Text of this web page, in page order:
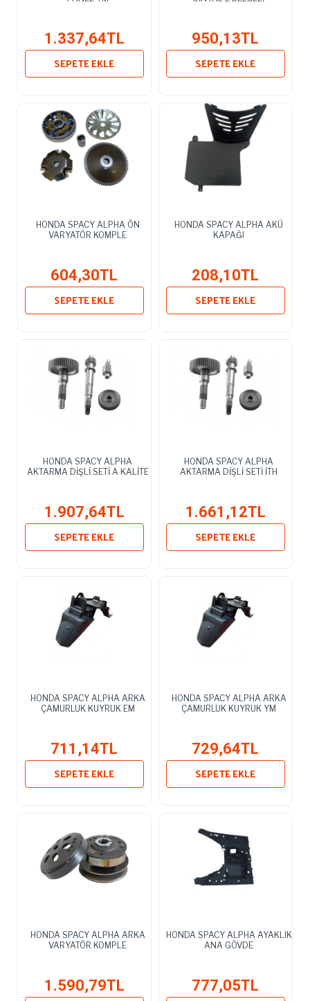
1.337,64TL
SEPETE EKLE
950,13TL
SEPETE EKLE
HONDA SPACY ALPHA ÖN
VARYATÖR KOMPLE
604,30TL
SEPETE EKLE
HONDA SPACY ALPHA AKÜ
KAPAĞI
208,10TL
SEPETE EKLE
HONDA SPACY ALPHA
AKTARMA DİŞLİ SETİ A KALİTE
1.907,64TL
SEPETE EKLE
HONDA SPACY ALPHA
AKTARMA DİŞLİ SETİ İTH
1.661,12TL
SEPETE EKLE
HONDA SPACY ALPHA ARKA
ÇAMURLUK KUYRUK EM
711,14TL
SEPETE EKLE
HONDA SPACY ALPHA ARKA
ÇAMURLUK KUYRUK YM
729,64TL
SEPETE EKLE
HONDA SPACY ALPHA ARKA
VARYATÖR KOMPLE
1.590,79TL
HONDA SPACY ALPHA AYAKLIK
ANA GÖVDE
777,05TL